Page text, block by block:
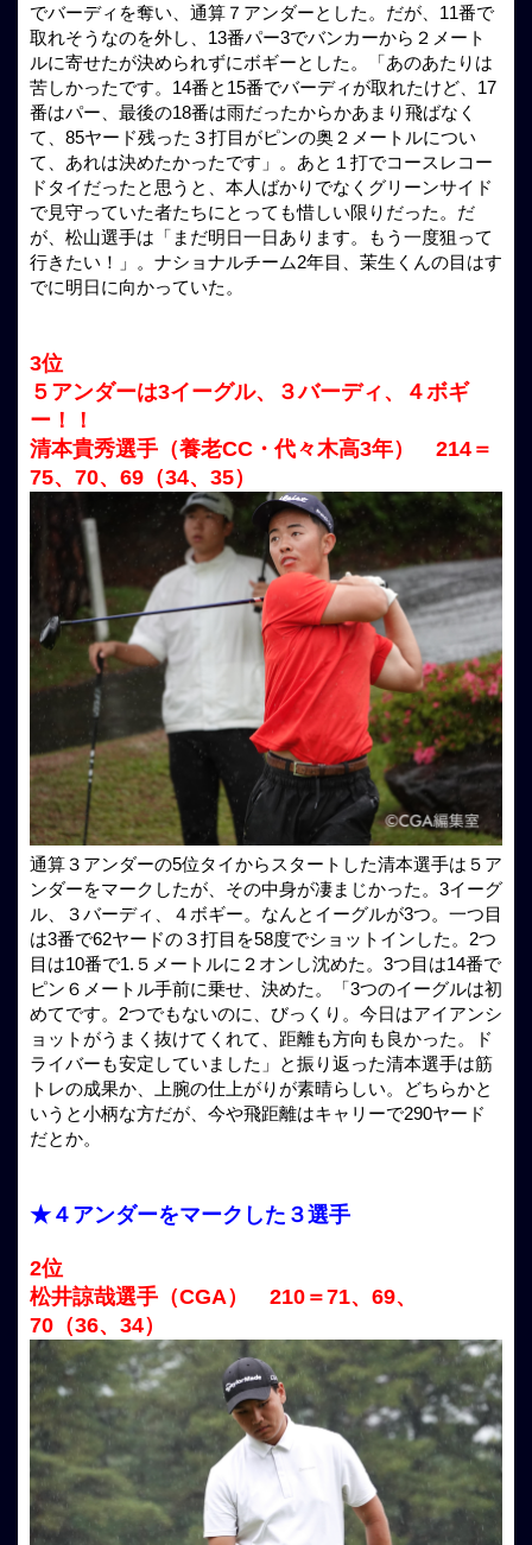
でバーディを奪い、通算７アンダーとした。だが、11番で
取れそうなのを外し、13番パー3でバンカーから２メート
ルに寄せたが決められずにボギーとした。「あのあたりは
苦しかったです。14番と15番でバーディが取れたけど、17
番はパー、最後の18番は雨だったからかあまり飛ばなく
て、85ヤード残った３打目がピンの奥２メートルについ
て、あれは決めたかったです」。あと１打でコースレコー
ドタイだったと思うと、本人ばかりでなくグリーンサイド
で見守っていた者たちにとっても惜しい限りだった。だ
が、松山選手は「まだ明日一日あります。もう一度狙って
行きたい！」。ナショナルチーム2年目、茉生くんの目はす
でに明日に向かっていた。
3位
５アンダーは3イーグル、３バーディ、４ボギ
ー！！
清本貴秀選手（養老CC・代々木高3年） 214＝
75、70、69（34、35）
通算３アンダーの5位タイからスタートした清本選手は５ア
ンダーをマークしたが、その中身が凄まじかった。3イーグ
ル、３バーディ、４ボギー。なんとイーグルが3つ。一つ目
は3番で62ヤードの３打目を58度でショットインした。2つ
目は10番で1.５メートルに２オンし沈めた。3つ目は14番で
ピン６メートル手前に乗せ、決めた。「3つのイーグルは初
めてです。2つでもないのに、びっくり。今日はアイアンシ
ョットがうまく抜けてくれて、距離も方向も良かった。ド
ライバーも安定していました」と振り返った清本選手は筋
トレの成果か、上腕の仕上がりが素晴らしい。どちらかと
いうと小柄な方だが、今や飛距離はキャリーで290ヤード
だとか。
★４アンダーをマークした３選手
2位
松井諒哉選手（CGA） 210＝71、69、
70（36、34）